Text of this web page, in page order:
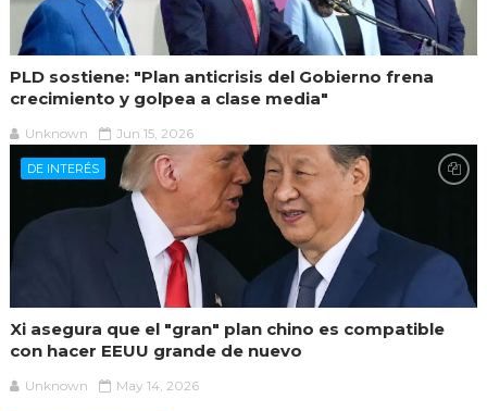
PLD sostiene: "Plan anticrisis del Gobierno frena
crecimiento y golpea a clase media"
Unknown Jun 15, 2026
DE INTERÉS
Xi asegura que el "gran" plan chino es compatible
con hacer EEUU grande de nuevo
Unknown May 14, 2026